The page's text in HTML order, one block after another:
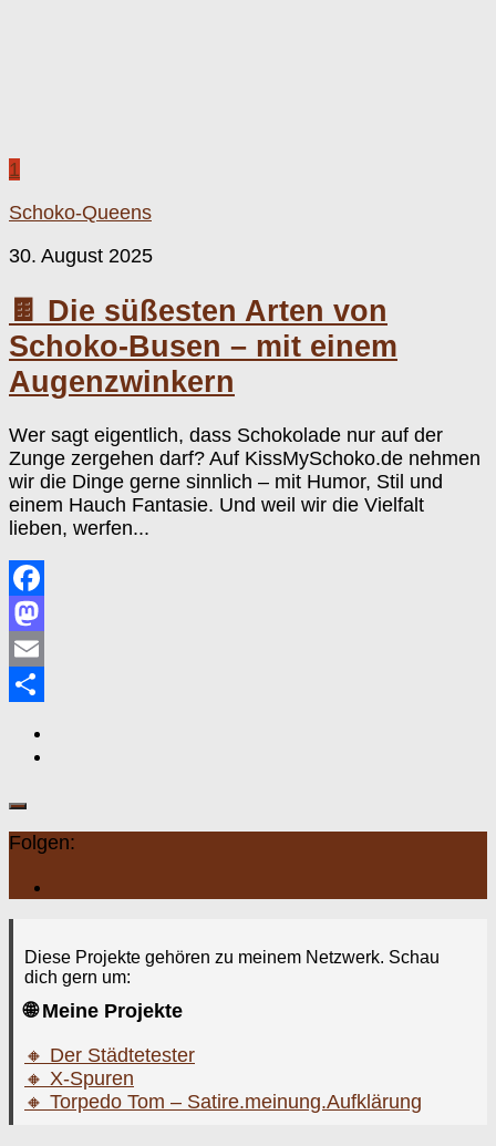
1
Schoko-Queens
30. August 2025
🍫 Die süßesten Arten von
Schoko-Busen – mit einem
Augenzwinkern
Wer sagt eigentlich, dass Schokolade nur auf der
Zunge zergehen darf? Auf KissMySchoko.de nehmen
wir die Dinge gerne sinnlich – mit Humor, Stil und
einem Hauch Fantasie. Und weil wir die Vielfalt
lieben, werfen...
Facebook
Mastodon
Email
Folgen:
Diese Projekte gehören zu meinem Netzwerk. Schau
dich gern um:
🌐 Meine Projekte
🔸 Der Städtetester
🔸 X-Spuren
🔸 Torpedo Tom – Satire.meinung.Aufklärung